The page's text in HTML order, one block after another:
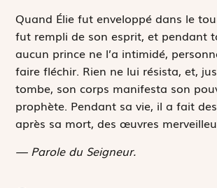
Quand Élie fut enveloppé dans le
fut rempli de son esprit, et pendant
aucun prince ne l’a intimidé,
faire fléchir. Rien ne lui résista, et,
tombe, son corps manifesta son
prophète. Pendant sa vie, il a fait
après sa mort, des œuvres
— Parole du Seigneur.